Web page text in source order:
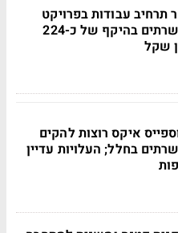
תרחיב עבודות בפרויקט
חוות שרתים בהיקף של כ-224
שקל
איקס רוצות להקים
בחלל; העלויות עדיין